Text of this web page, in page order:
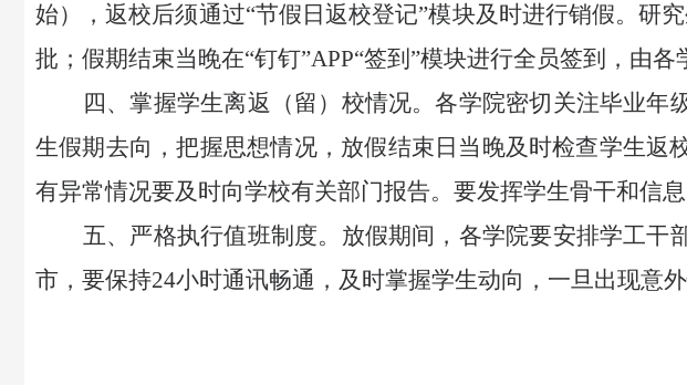
始），返校后须通过“节假日返校登记”模块及时进行销假。研
批；假期结束当晚在“钉钉”APP“签到”模块进行全员签到，由各
四、掌握学生离返（留）校情况。各学院密切关注毕业年
生假期去向，把握思想情况，放假结束日当晚及时检查学生返
有异常情况要及时向学校有关部门报告。要发挥学生骨干和信
五、严格执行值班制度。 放假期间，各学院要安排学工干
市，要保持24小时通讯畅通，及时掌握学生动向，一旦出现意